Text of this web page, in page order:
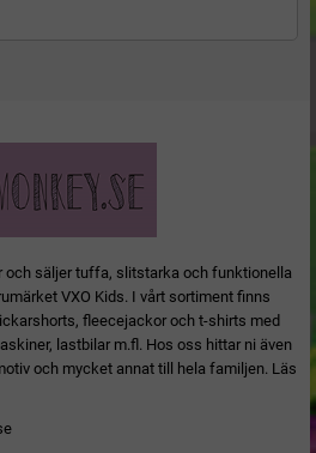
och säljer tuffa, slitstarka och funktionella
VXO Kids. I vårt sortiment finns
fleecejackor och t-shirts med
lastbilar m.fl. Hos oss hittar ni även
och mycket annat till hela familjen. Läs